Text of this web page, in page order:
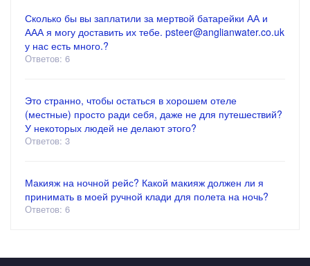
Сколько бы вы заплатили за мертвой батарейки АА и
ААА я могу доставить их тебе. psteer@anglianwater.co.uk
у нас есть много.?
Ответов: 6
Это странно, чтобы остаться в хорошем отеле
(местные) просто ради себя, даже не для путешествий?
У некоторых людей не делают этого?
Ответов: 3
Макияж на ночной рейс? Какой макияж должен ли я
принимать в моей ручной клади для полета на ночь?
Ответов: 6